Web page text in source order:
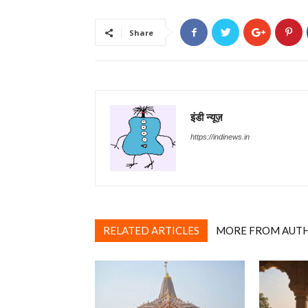
Share
इंडी न्यूज़
https://indinews.in
RELATED ARTICLES MORE FROM